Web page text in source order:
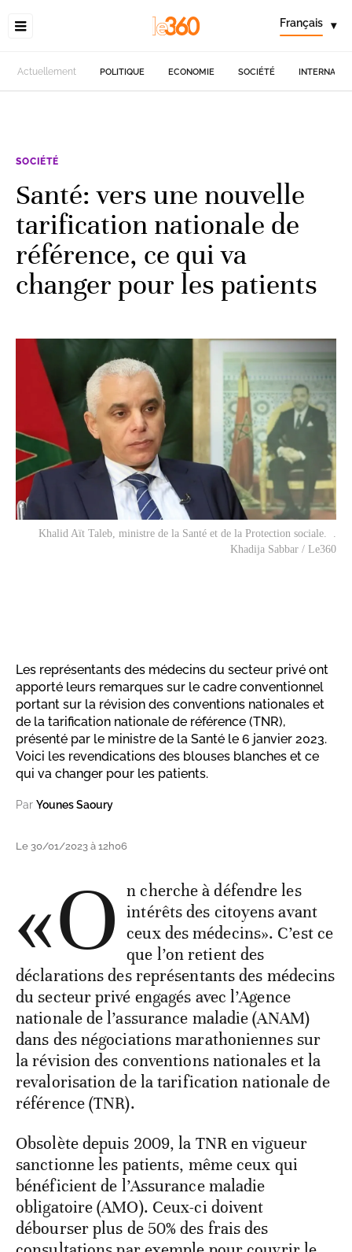
Français ▾
Actuellement POLITIQUE ECONOMIE SOCIÉTÉ
SOCIÉTÉ
Santé: vers une nouvelle
tarification nationale de
référence, ce qui va
changer pour les patients
Khalid Aït Taleb, ministre de la Santé et de la Protection sociale. .
Khadija Sabbar / Le360
Les représentants des médecins du secteur privé ont
apporté leurs remarques sur le cadre conventionnel
portant sur la révision des conventions nationales et
de la tarification nationale de référence (TNR),
présenté par le ministre de la Santé le 6 janvier 2023.
Voici les revendications des blouses blanches et ce
qui va changer pour les patients.
Par Younes Saoury
Le 30/01/2023 à 12h06
«O n cherche à défendre les
intérêts des citoyens avant
ceux des médecins». C’est ce
que l’on retient des
déclarations des représentants des médecins
du secteur privé engagés avec l’Agence
nationale de l’assurance maladie (ANAM)
dans des négociations marathoniennes sur
la révision des conventions nationales et la
revalorisation de la tarification nationale de
référence (TNR).
Obsolète depuis 2009, la TNR en vigueur
sanctionne les patients, même ceux qui
bénéficient de l’Assurance maladie
obligatoire (AMO). Ceux-ci doivent
débourser plus de 50% des frais des